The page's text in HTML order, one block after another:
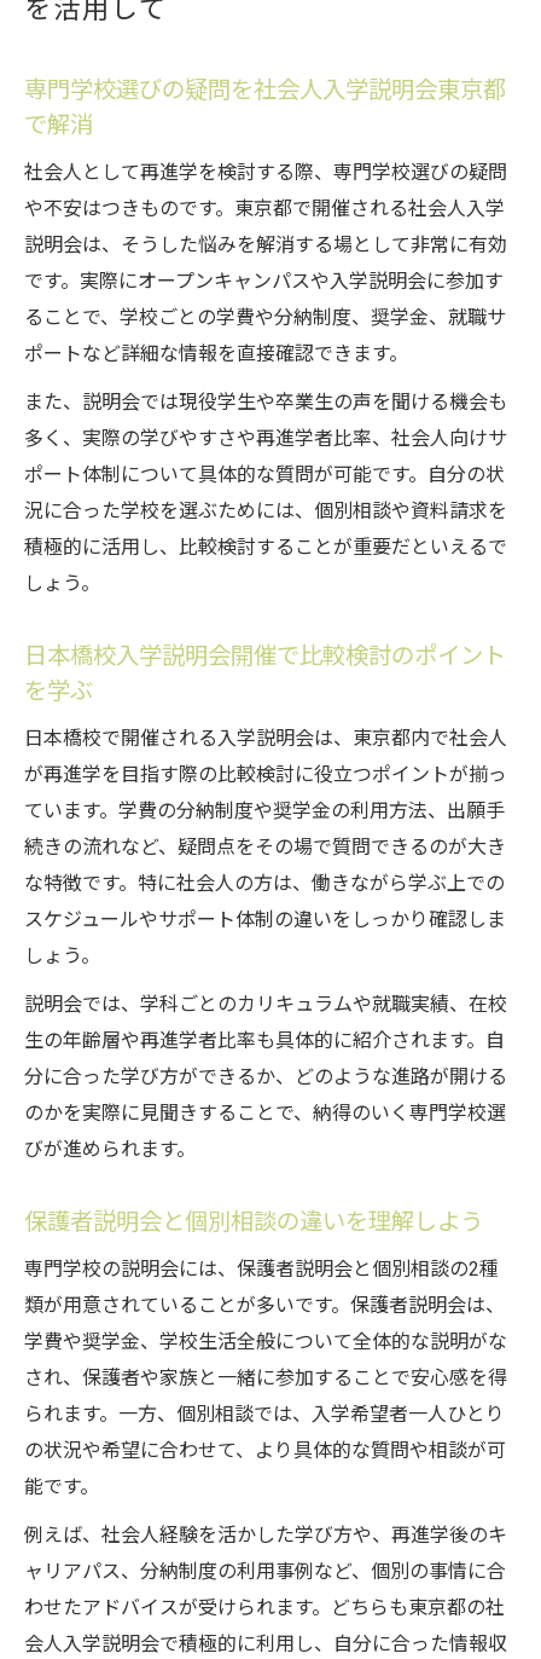
を活用して
専門学校選びの疑問を社会人入学説明会東京都
で解消
社会人として再進学を検討する際、専門学校選びの疑問
や不安はつきものです。東京都で開催される社会人入学
説明会は、そうした悩みを解消する場として非常に有効
です。実際にオープンキャンパスや入学説明会に参加す
ることで、学校ごとの学費や分納制度、奨学金、就職サ
ポートなど詳細な情報を直接確認できます。
また、説明会では現役学生や卒業生の声を聞ける機会も
多く、実際の学びやすさや再進学者比率、社会人向けサ
ポート体制について具体的な質問が可能です。自分の状
況に合った学校を選ぶためには、個別相談や資料請求を
積極的に活用し、比較検討することが重要だといえるで
しょう。
日本橋校入学説明会開催で比較検討のポイント
を学ぶ
日本橋校で開催される入学説明会は、東京都内で社会人
が再進学を目指す際の比較検討に役立つポイントが揃っ
ています。学費の分納制度や奨学金の利用方法、出願手
続きの流れなど、疑問点をその場で質問できるのが大き
な特徴です。特に社会人の方は、働きながら学ぶ上での
スケジュールやサポート体制の違いをしっかり確認しま
しょう。
説明会では、学科ごとのカリキュラムや就職実績、在校
生の年齢層や再進学者比率も具体的に紹介されます。自
分に合った学び方ができるか、どのような進路が開ける
のかを実際に見聞きすることで、納得のいく専門学校選
びが進められます。
保護者説明会と個別相談の違いを理解しよう
専門学校の説明会には、保護者説明会と個別相談の2種
類が用意されていることが多いです。保護者説明会は、
学費や奨学金、学校生活全般について全体的な説明がな
され、保護者や家族と一緒に参加することで安心感を得
られます。一方、個別相談では、入学希望者一人ひとり
の状況や希望に合わせて、より具体的な質問や相談が可
能です。
例えば、社会人経験を活かした学び方や、再進学後のキ
ャリアパス、分納制度の利用事例など、個別の事情に合
わせたアドバイスが受けられます。どちらも東京都の社
会人入学説明会で積極的に利用し、自分に合った情報収